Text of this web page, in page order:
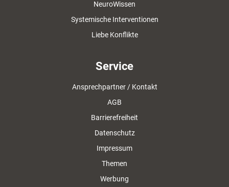
NeuroWissen
Systemische Interventionen
Liebe Konflikte
Service
Ansprechpartner / Kontakt
AGB
Barrierefreiheit
Datenschutz
Impressum
Themen
Werbung